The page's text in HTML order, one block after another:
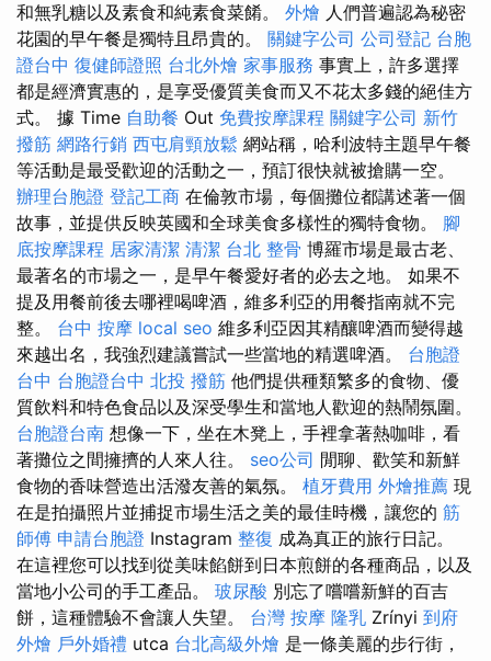
和無乳糖以及素食和純素食菜餚。 外燴 人們普遍認為秘密
花園的早午餐是獨特且昂貴的。 關鍵字公司 公司登記 台胞
證台中 復健師證照 台北外燴 家事服務 事實上，許多選擇
都是經濟實惠的，是享受優質美食而又不花太多錢的絕佳方
式。 據 Time 自助餐 Out 免費按摩課程 關鍵字公司 新竹
撥筋 網路行銷 西屯肩頸放鬆 網站稱，哈利波特主題早午餐
等活動是最受歡迎的活動之一，預訂很快就被搶購一空。
辦理台胞證 登記工商 在倫敦市場，每個攤位都講述著一個
故事，並提供反映英國和全球美食多樣性的獨特食物。 腳
底按摩課程 居家清潔 清潔 台北 整骨 博羅市場是最古老、
最著名的市場之一，是早午餐愛好者的必去之地。 如果不
提及用餐前後去哪裡喝啤酒，維多利亞的用餐指南就不完
整。 台中 按摩 local seo 維多利亞因其精釀啤酒而變得越
來越出名，我強烈建議嘗試一些當地的精選啤酒。 台胞證
台中 台胞證台中 北投 撥筋 他們提供種類繁多的食物、優
質飲料和特色食品以及深受學生和當地人歡迎的熱鬧氛圍。
台胞證台南 想像一下，坐在木凳上，手裡拿著熱咖啡，看
著攤位之間擁擠的人來人往。 seo公司 閒聊、歡笑和新鮮
食物的香味營造出活潑友善的氣氛。 植牙費用 外燴推薦 現
在是拍攝照片並捕捉市場生活之美的最佳時機，讓您的 筋
師傅 申請台胞證 Instagram 整復 成為真正的旅行日記。
在這裡您可以找到從美味餡餅到日本煎餅的各種商品，以及
當地小公司的手工產品。 玻尿酸 別忘了嚐嚐新鮮的百吉
餅，這種體驗不會讓人失望。 台灣 按摩 隆乳 Zrínyi 到府
外燴 戶外婚禮 utca 台北高級外燴 是一條美麗的步行街，